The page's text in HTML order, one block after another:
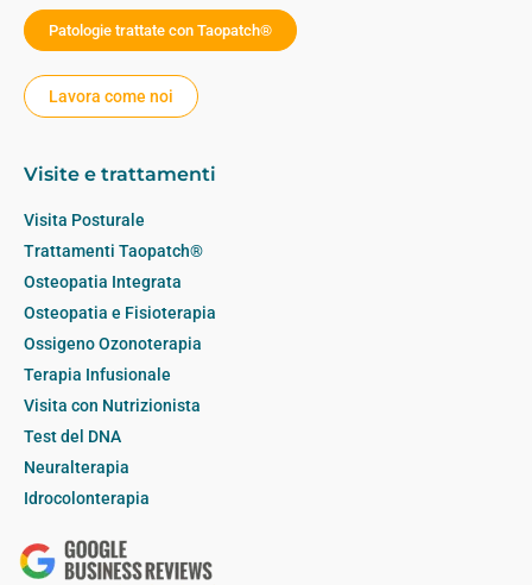
Patologie trattate con Taopatch®
Lavora come noi
Visite e trattamenti
Visita Posturale
Trattamenti Taopatch®
Osteopatia Integrata
Osteopatia e Fisioterapia
Ossigeno Ozonoterapia
Terapia Infusionale
Visita con Nutrizionista
Test del DNA
Neuralterapia
Idrocolonterapia